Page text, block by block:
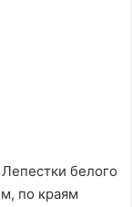
белого
по краям